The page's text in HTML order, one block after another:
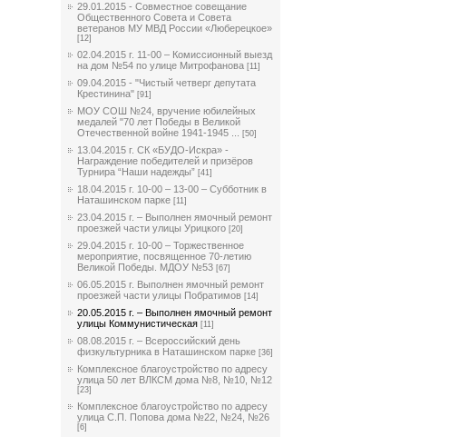
29.01.2015 - Совместное совещание
Общественного Совета и Совета
ветеранов МУ МВД России «Люберецкое»
[12]
02.04.2015 г. 11-00 – Комиссионный выезд
на дом №54 по улице Митрофанова [11]
09.04.2015 - "Чистый четверг депутата
Крестинина" [91]
МОУ СОШ №24, вручение юбилейных
медалей "70 лет Победы в Великой
Отечественной войне 1941-1945 ...
[50]
13.04.2015 г. СК «БУДО-Искра» -
Награждение победителей и призёров
Турнира “Наши надежды” [41]
18.04.2015 г. 10-00 – 13-00 – Субботник в
Наташинском парке [11]
23.04.2015 г. – Выполнен ямочный ремонт
проезжей части улицы Урицкого [20]
29.04.2015 г. 10-00 – Торжественное
мероприятие, посвященное 70-летию
Великой Победы. МДОУ №53 [67]
06.05.2015 г. Выполнен ямочный ремонт
проезжей части улицы Побратимов [14]
20.05.2015 г. – Выполнен ямочный ремонт
улицы Коммунистическая [11]
08.08.2015 г. – Всероссийский день
физкультурника в Наташинском парке [36]
Комплексное благоустройство по адресу
улица 50 лет ВЛКСМ дома №8, №10, №12
[23]
Комплексное благоустройство по адресу
улица С.П. Попова дома №22, №24, №26
[6]